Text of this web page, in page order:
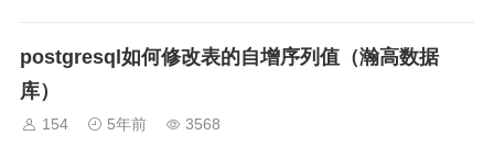
postgresql如何修改表的自增序列值（瀚高数据
库）
154 5年前 3568